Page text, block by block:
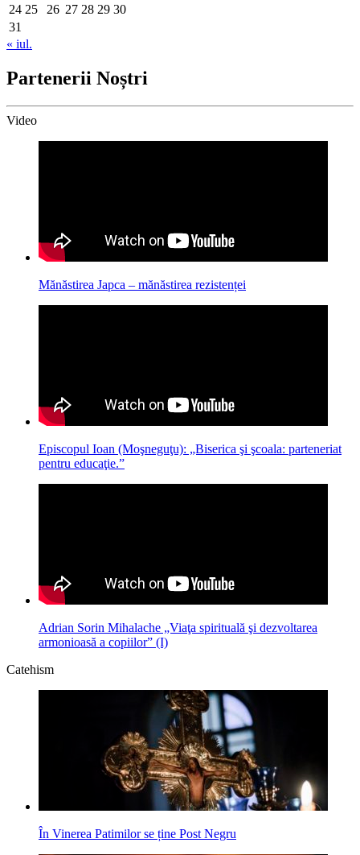
24 25 26 27 28 29 30
31
« iul.
Partenerii Noștri
Video
Mănăstirea Japca – mănăstirea rezistenței
Episcopul Ioan (Moşneguţu): „Biserica şi şcoala: parteneriat
pentru educaţie.”
Adrian Sorin Mihalache „Viaţa spirituală şi dezvoltarea
armonioasă a copiilor” (I)
Catehism
În Vinerea Patimilor se ține Post Negru